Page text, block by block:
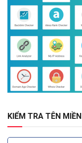
KIỂM TRA TÊN MIỀN